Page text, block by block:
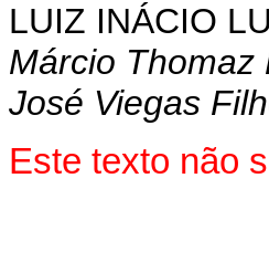
LUIZ INÁCIO
Márcio Thomaz
José Viegas
Este texto não